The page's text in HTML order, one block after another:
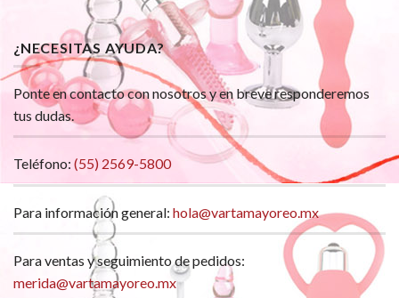
¿NECESITAS AYUDA?
Ponte en contacto con nosotros y en breve responderemos
tus dudas.
Teléfono: (55) 2569-5800
Para información general: hola@vartamayoreo.mx
Para ventas y seguimiento de pedidos:
merida@vartamayoreo.mx